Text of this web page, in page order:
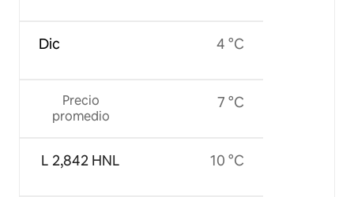
Dic
Precio
promedio
L 2,842 HNL
4 °C
7 °C
10 °C